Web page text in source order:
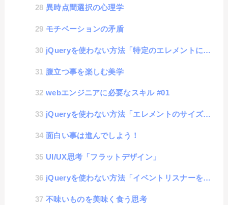
異時点間選択の心理学
モチベーションの矛盾
jQueryを使わない方法「特定のエレメントに透明度の設定を加える」
腹立つ事を楽しむ美学
webエンジニアに必要なスキル #01
jQueryを使わない方法「エレメントのサイズを取得」
面白い事は進んでしよう！
UI/UX思考「フラットデザイン」
jQueryを使わない方法「イベントリスナーを独自に書く」
不味いものを美味く食う思考